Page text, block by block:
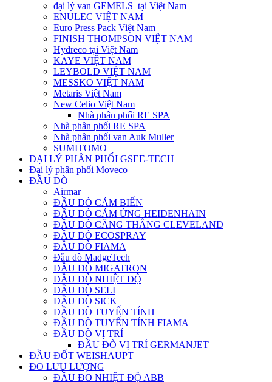
đại lý van GEMELS tại Việt Nam
ENULEC VIỆT NAM
Euro Press Pack Việt Nam
FINISH THOMPSON VIỆT NAM
Hydreco tại Việt Nam
KAYE VIỆT NAM
LEYBOLD VIỆT NAM
MESSKO VIỆT NAM
Metaris Việt Nam
New Celio Việt Nam
Nhà phân phối RE SPA
Nhà phân phối RE SPA
Nhà phân phối van Auk Muller
SUMITOMO
ĐẠI LÝ PHÂN PHỐI GSEE-TECH
Đại lý phân phối Moveco
ĐẦU DÒ
Airmar
ĐẦU DÒ CẢM BIẾN
ĐẦU DÒ CẢM ỨNG HEIDENHAIN
ĐẦU DÒ CĂNG THẲNG CLEVELAND
ĐẦU DÒ ECOSPRAY
ĐẦU DÒ FIAMA
Đầu dò MadgeTech
ĐẦU DÒ MIGATRON
ĐẦU DÒ NHIỆT ĐỘ
ĐẦU DÒ SELI
ĐẦU DÒ SICK
ĐẦU DÒ TUYẾN TÍNH
ĐẦU DÒ TUYẾN TÍNH FIAMA
ĐẦU DÒ VỊ TRÍ
ĐẦU ĐÒ VỊ TRÍ GERMANJET
ĐẦU ĐỐT WEISHAUPT
ĐO LƯU LƯỢNG
ĐẦU ĐO NHIỆT ĐỘ ABB